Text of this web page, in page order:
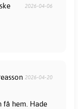
2026-04-06
2026-04-20
få hem. Hade